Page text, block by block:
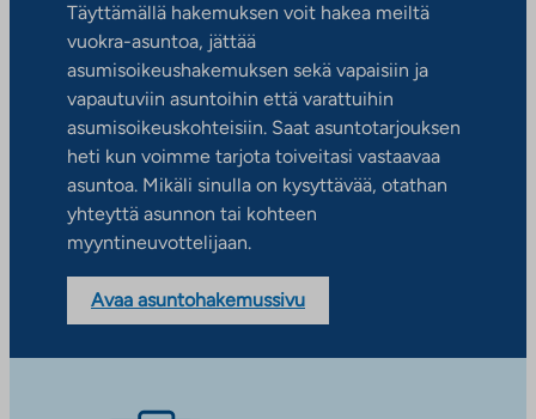
Täyttämällä hakemuksen voit hakea meiltä
vuokra-asuntoa, jättää
asumisoikeushakemuksen sekä vapaisiin ja
vapautuviin asuntoihin että varattuihin
asumisoikeuskohteisiin. Saat asuntotarjouksen
heti kun voimme tarjota toiveitasi vastaavaa
asuntoa. Mikäli sinulla on kysyttävää, otathan
yhteyttä asunnon tai kohteen
myyntineuvottelijaan.
Avaa asuntohakemussivu